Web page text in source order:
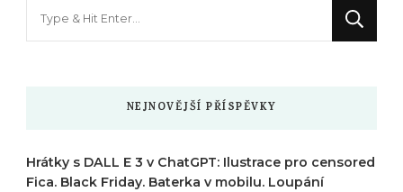
NEJNOVĚJŠÍ PŘÍSPĚVKY
Hrátky s DALL E 3 v ChatGPT: Ilustrace pro censored
Fica. Black Friday. Baterka v mobilu. Loupání